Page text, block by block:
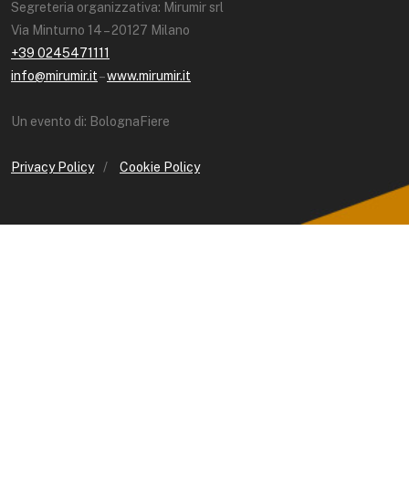
Segreteria organizzativa: Mirumir srl
Via Minturno 14 – 20127 Milano
+39 0245471111
info@mirumir.it–www.mirumir.it
Un evento di: BolognaFiere
Privacy Policy / Cookie Policy